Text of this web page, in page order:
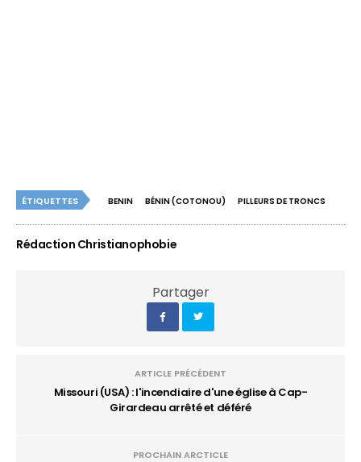
ÉTIQUETTES BENIN BÉNIN (COTONOU) PILLEURS DE TRONCS
Rédaction Christianophobie
Partager
ARTICLE PRÉCÉDENT
Missouri (USA) : l'incendiaire d'une église à Cap-
Girardeau arrêté et déféré
PROCHAIN ARCTICLE